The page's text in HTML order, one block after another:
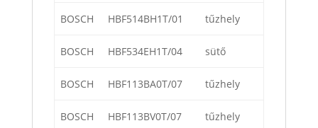
BOSCH HBF514BH1T/01 tűzhely
BOSCH HBF534EH1T/04 sütő
BOSCH HBF113BA0T/07 tűzhely
BOSCH HBF113BV0T/07 tűzhely